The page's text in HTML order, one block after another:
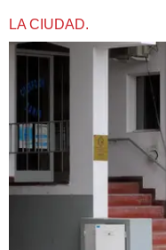
LA CIUDAD.